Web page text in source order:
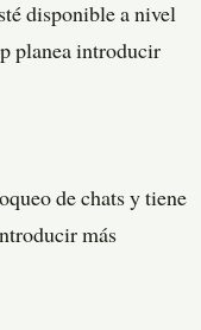
disponible a nivel
planea introducir
de chats y tiene
más